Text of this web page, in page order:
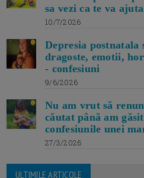
sa vezi ca te va ajuta
10/7/2026
Depresia
dragoste, emotii,
- confesiuni
9/6/2026
Nu am vrut să
căutat până am
confesiunile unei
27/3/2026
ULTIMILE ARTICOLE